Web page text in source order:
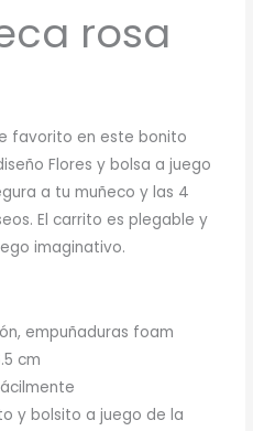
rosa
favorito en este bonito
Flores y bolsa a juego
a tu muñeco y las 4
El carrito es plegable y
imaginativo.
empuñaduras foam
cm
y bolsito a juego de la